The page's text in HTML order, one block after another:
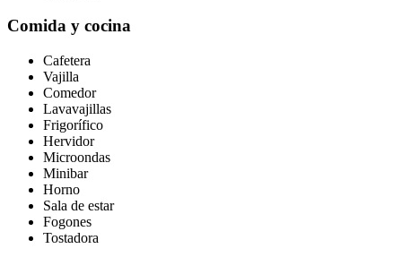
Comida y cocina
Cafetera
Vajilla
Comedor
Lavavajillas
Frigorífico
Hervidor
Microondas
Minibar
Horno
Sala de estar
Fogones
Tostadora